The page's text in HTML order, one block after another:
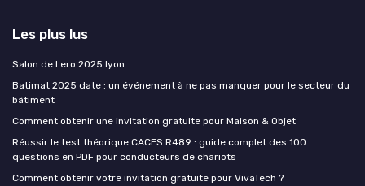
Les plus lus
Salon de l ero 2025 lyon
Batimat 2025 date : un événement à ne pas manquer pour le secteur du
bâtiment
Comment obtenir une invitation gratuite pour Maison & Objet
Réussir le test théorique CACES R489 : guide complet des 100
questions en PDF pour conducteurs de chariots
Comment obtenir votre invitation gratuite pour VivaTech ?